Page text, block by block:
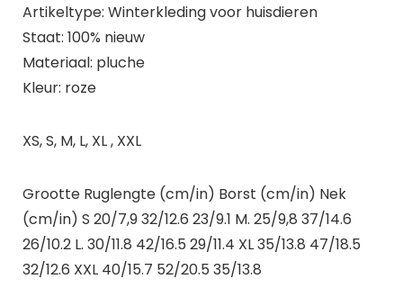
Artikeltype: Winterkleding voor huisdieren
Staat: 100% nieuw
Materiaal: pluche
Kleur: roze
XS, S, M, L, XL , XXL
Grootte Ruglengte (cm/in) Borst (cm/in) Nek
(cm/in) S 20/7,9 32/12.6 23/9.1 M. 25/9,8 37/14.6
26/10.2 L. 30/11.8 42/16.5 29/11.4 XL 35/13.8 47/18.5
32/12.6 XXL 40/15.7 52/20.5 35/13.8